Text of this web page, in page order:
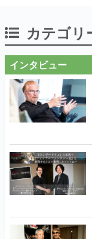
カテゴリ
インタビュー